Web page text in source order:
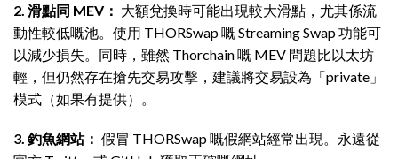
2. 滑點同 MEV： 大額兌換時可能出現較大滑點，尤其係流
動性較低嘅池。使用 THORSwap 嘅 Streaming Swap 功能可
以減少損失。同時，雖然 Thorchain 嘅 MEV 問題比以太坊
輕，但仍然存在搶先交易攻擊，建議將交易設為「private」
模式（如果有提供）。
3. 釣魚網站： 假冒 THORSwap 嘅假網站經常出現。永遠從